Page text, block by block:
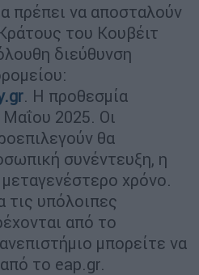
πρέπει να αποσταλούν
του Κουβέιτ
διεύθυνση
. Η προθεσμία
Μαΐου 2025. Οι
θα
συνέντευξη, η
χρόνο.
τις υπόλοιπες
από το
μπορείτε να
το eap.gr.